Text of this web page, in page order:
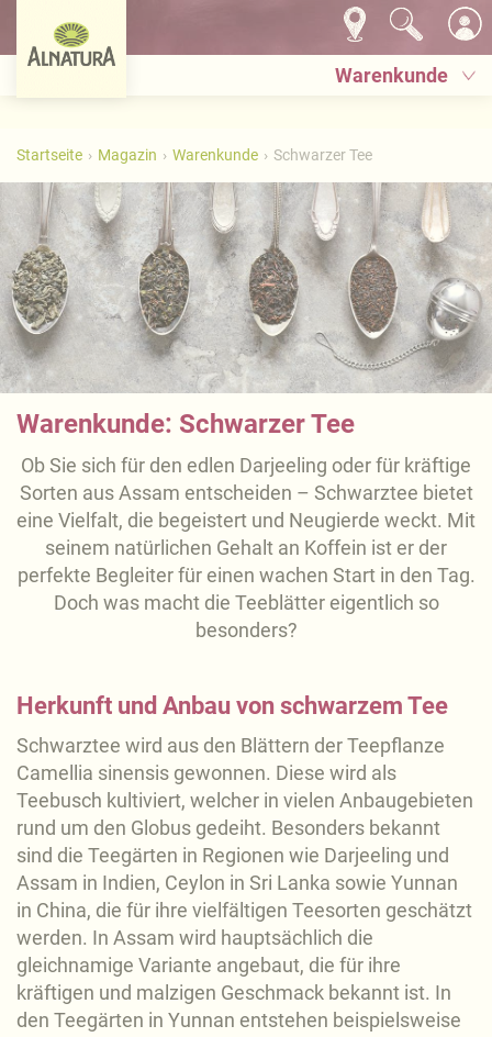
Warenkunde
Startseite Magazin Warenkunde Schwarzer Tee
Warenkunde: Schwarzer Tee
Ob Sie sich für den edlen Darjeeling oder für kräftige
Sorten aus Assam entscheiden – Schwarztee bietet
eine Vielfalt, die begeistert und Neugierde weckt. Mit
seinem natürlichen Gehalt an Koffein ist er der
perfekte Begleiter für einen wachen Start in den Tag.
Doch was macht die Teeblätter eigentlich so
besonders?
Herkunft und Anbau von schwarzem Tee
Schwarztee wird aus den Blättern der Teepflanze
Camellia sinensis gewonnen. Diese wird als
Teebusch kultiviert, welcher in vielen Anbaugebieten
rund um den Globus gedeiht. Besonders bekannt
sind die Teegärten in Regionen wie Darjeeling und
Assam in Indien, Ceylon in Sri Lanka sowie Yunnan
in China, die für ihre vielfältigen Teesorten geschätzt
werden. In Assam wird hauptsächlich die
gleichnamige Variante angebaut, die für ihre
kräftigen und malzigen Geschmack bekannt ist. In
den Teegärten in Yunnan entstehen beispielsweise